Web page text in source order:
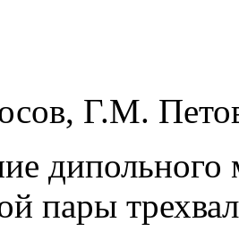
Г.М.
дипольного
пары